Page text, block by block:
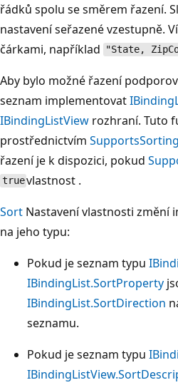
řádků spolu se směrem řazení.
nastavení seřazené vzestupně.
čárkami, například
"State,
Aby bylo možné řazení
seznam implementovat
IBindingListView rozhraní. Tuto
prostřednictvím SupportsSorting
řazení je k dispozici, pokud
truevlastnost .
Sort Nastavení vlastnosti změní
na jeho typu:
Pokud je seznam typu
IBindingList.SortProperty
IBindingList.SortDirection
seznamu.
Pokud je seznam typu